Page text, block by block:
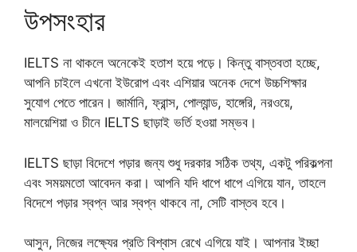
উপসংহার
IELTS না থাকলে অনেকেই হতাশ হয়ে পড়ে। কিন্তু বাস্তবতা হচ্ছে,
আপনি চাইলে এখনো ইউরোপ এবং এশিয়ার অনেক দেশে উচ্চশিক্ষার
সুযোগ পেতে পারেন। জার্মানি, ফ্রান্স, পোল্যান্ড, হাঙ্গেরি, নরওয়ে,
মালয়েশিয়া ও চীনে IELTS ছাড়াই ভর্তি হওয়া সম্ভব।
IELTS ছাড়া বিদেশে পড়ার জন্য শুধু দরকার সঠিক তথ্য, একটু পরিকল্পনা
এবং সময়মতো আবেদন করা। আপনি যদি ধাপে ধাপে এগিয়ে যান, তাহলে
বিদেশে পড়ার স্বপ্ন আর স্বপ্ন থাকবে না, সেটি বাস্তব হবে।
আসুন, নিজের লক্ষ্যের প্রতি বিশ্বাস রেখে এগিয়ে যাই। আপনার ইচ্ছা